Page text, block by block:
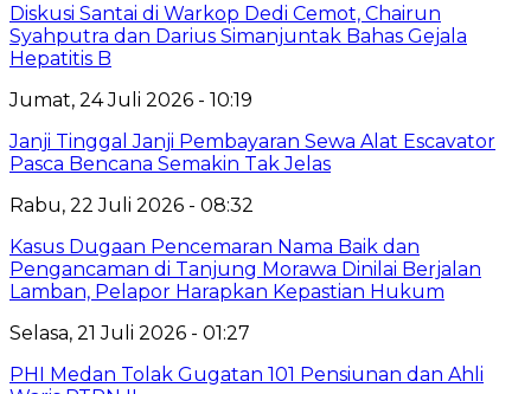
Diskusi Santai di Warkop Dedi Cemot, Chairun
Syahputra dan Darius Simanjuntak Bahas Gejala
Hepatitis B
Jumat, 24 Juli 2026 - 10:19
Janji Tinggal Janji Pembayaran Sewa Alat Escavator
Pasca Bencana Semakin Tak Jelas
Rabu, 22 Juli 2026 - 08:32
Kasus Dugaan Pencemaran Nama Baik dan
Pengancaman di Tanjung Morawa Dinilai Berjalan
Lamban, Pelapor Harapkan Kepastian Hukum
Selasa, 21 Juli 2026 - 01:27
PHI Medan Tolak Gugatan 101 Pensiunan dan Ahli